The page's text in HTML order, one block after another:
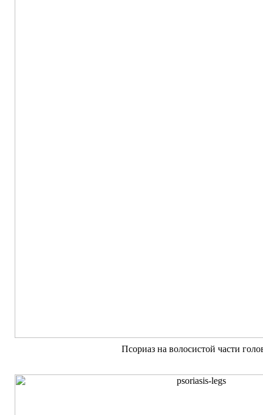
Псориаз на волосистой части